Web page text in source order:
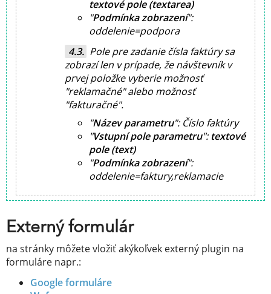
textové pole (textarea)
"Podmínka zobrazení":
oddelenie=podpora
Pole pre zadanie čísla faktúry sa
zobrazí len v prípade, že návštevník v
prvej položke vyberie možnosť
"reklamačné" alebo možnosť
"fakturačné".
"Název parametru": Číslo faktúry
"Vstupní pole parametru": textové
pole (text)
"Podmínka zobrazení":
oddelenie=faktury,reklamacie
Externý formulár
na stránky môžete vložiť akýkoľvek externý plugin na
formuláre napr.:
Google formuláre